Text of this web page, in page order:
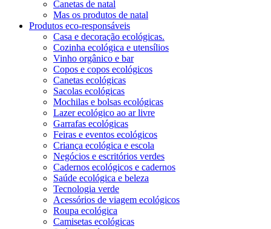
Canetas de natal
Mas os produtos de natal
Produtos eco-responsáveis
Casa e decoração ecológicas.
Cozinha ecológica e utensílios
Vinho orgânico e bar
Copos e copos ecológicos
Canetas ecológicas
Sacolas ecológicas
Mochilas e bolsas ecológicas
Lazer ecológico ao ar livre
Garrafas ecológicas
Feiras e eventos ecológicos
Criança ecológica e escola
Negócios e escritórios verdes
Cadernos ecológicos e cadernos
Saúde ecológica e beleza
Tecnologia verde
Acessórios de viagem ecológicos
Roupa ecológica
Camisetas ecológicas